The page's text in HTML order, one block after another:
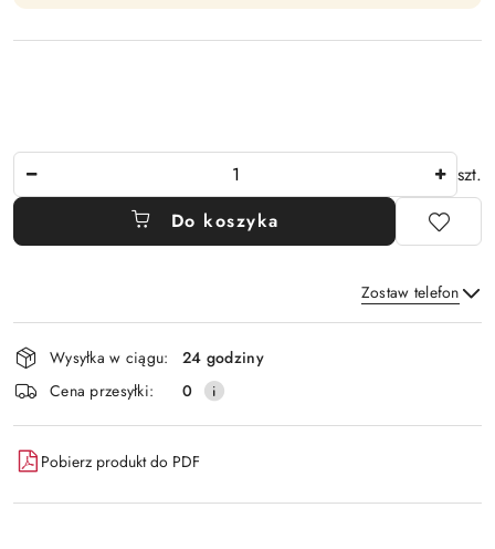
szt.
Do koszyka
Zostaw telefon
Wyślij
Dostępność
i
dostawa
Wysyłka w ciągu:
24 godziny
Cena przesyłki:
0
Pobierz produkt do PDF